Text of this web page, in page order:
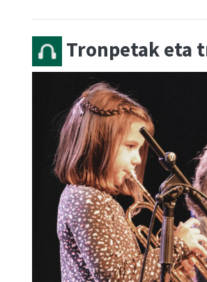
Tronpetak eta